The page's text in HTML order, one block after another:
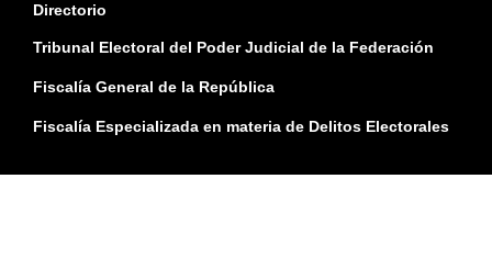
Directorio
Tribunal Electoral del Poder Judicial de la Federación
Fiscalía General de la República
Fiscalía Especializada en materia de Delitos Electorales